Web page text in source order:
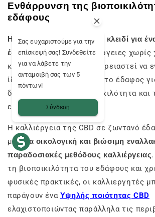
Ενθάρρυνση της
εδάφους
Η βιοποικιλότητα είναι το κλειδί για
έδαφοςκαι υγιείς καλλιέργειες χωρίς
καλλιεργητές μπορεί να χρειαστεί να
ίδιοι μικροοργανισμούς στο έδαφος
διαμορφώσουν τη βιοποικιλότητα και
εδάφους.
Η καλλιέργεια της CBD σε ζωντανό
μιαμια οικολογική και βιώσιμη
παραδοσιακές μεθόδους καλλιέργειας
τη βιοποικιλότητα του εδάφους και
φυσικές πρακτικές, οι καλλιεργητές
παράγουν ένα Υψηλής ποιότητας CBD
ελαχιστοποιώντας παράλληλα τις
Σας ευχαριστούμε για την
επίσκεψή σας! Συνδεθείτε
για να λάβετε την
ανταμοιβή σας των 5
πόντων!
Σύνδεση